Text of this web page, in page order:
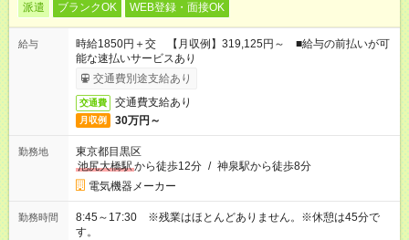
派遣 ブランクOK WEB登録・面接OK
給与
時給1850円＋交 【月収例】319,125円～ ■給与の前払いが可
能な速払いサービスあり
交通費別途支給あり
交通費 交通費支給あり
月収例 30万円～
勤務地
東京都目黒区
池尻大橋駅から徒歩12分 / 神泉駅から徒歩8分
電気機器メーカー
勤務時間
8:45～17:30 ※残業はほとんどありません。※休憩は45分で
す。